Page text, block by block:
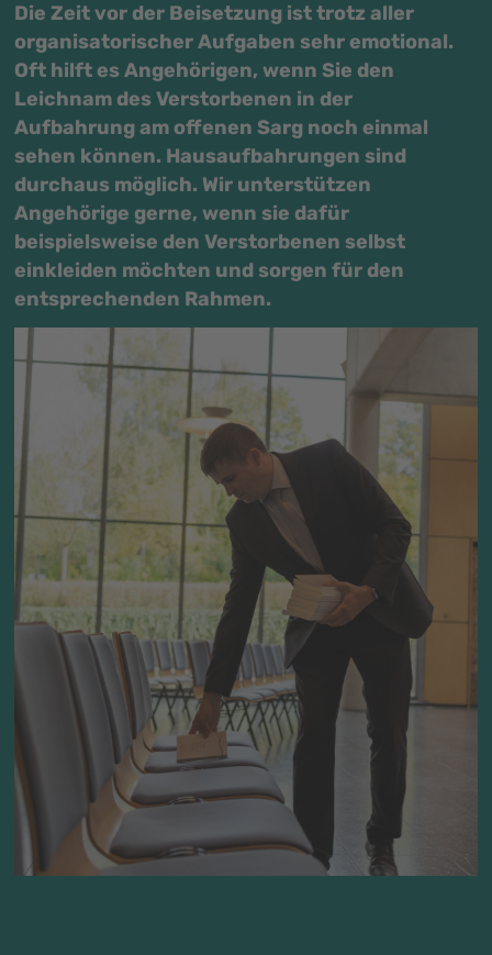
Die Zeit vor der Beisetzung ist trotz aller
organisatorischer Aufgaben sehr emotional.
Oft hilft es Angehörigen, wenn Sie den
Leichnam des Verstorbenen in der
Aufbahrung am offenen Sarg noch einmal
sehen können. Hausaufbahrungen sind
durchaus möglich. Wir unterstützen
Angehörige gerne, wenn sie dafür
beispielsweise den Verstorbenen selbst
einkleiden möchten und sorgen für den
entsprechenden Rahmen.